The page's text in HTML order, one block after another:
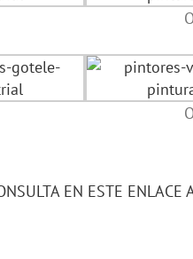
EN ESTE ENLACE